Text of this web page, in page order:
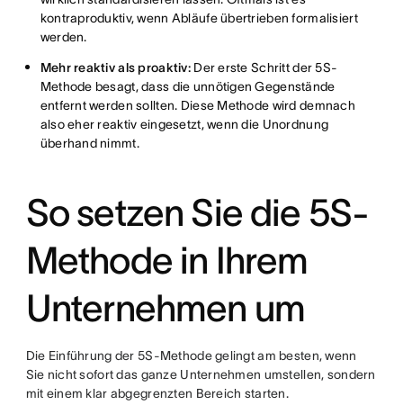
kontraproduktiv, wenn Abläufe übertrieben formalisiert
werden.
Mehr reaktiv als proaktiv:Der erste Schritt der 5S-
Methode besagt, dass die unnötigen Gegenstände
entfernt werden sollten. Diese Methode wird demnach
also eher reaktiv eingesetzt, wenn die Unordnung
überhand nimmt.
So setzen Sie die 5S-
Methode in Ihrem
Unternehmen um
Die Einführung der 5S-Methode gelingt am besten, wenn
Sie nicht sofort das ganze Unternehmen umstellen, sondern
mit einem klar abgegrenzten Bereich starten.